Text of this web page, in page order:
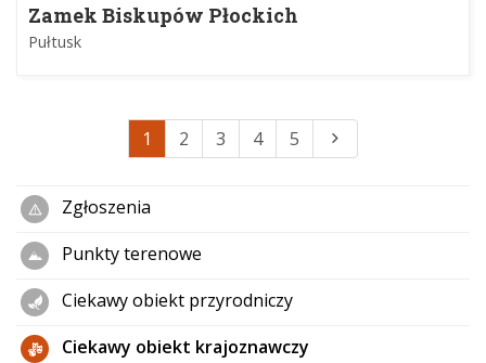
Zamek Biskupów Płockich
Pułtusk
1 2 3 4 5
Zgłoszenia
Punkty terenowe
Ciekawy obiekt przyrodniczy
Ciekawy obiekt krajoznawczy